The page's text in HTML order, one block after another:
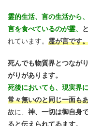
霊的生活、言の生活から
言を食べているのが霊、
れています。 霊が言です
死んでも物質界とつなが
がりがあります。
死後においても、現実界
常々無いのと同じ一面も
故に、 神、一切は御自身
ると伝えられてゐます。